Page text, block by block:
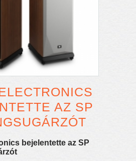
AZ SP
bejelentette az SP